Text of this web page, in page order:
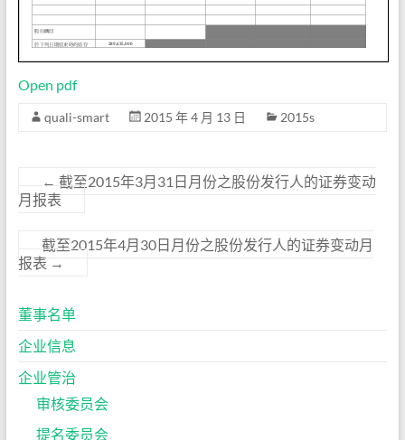
Open pdf
quali-smart 2015 年 4 月 13 日 2015s
← 截至2015年3月31日月份之股份发行人的证券变动
月报表
截至2015年4月30日月份之股份发行人的证券变动月
报表 →
董事名单
企业信息
企业管治
审核委员会
提名委员会